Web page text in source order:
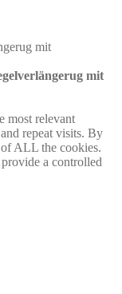
mit
most relevant
repeat visits. By
ALL the cookies.
a controlled